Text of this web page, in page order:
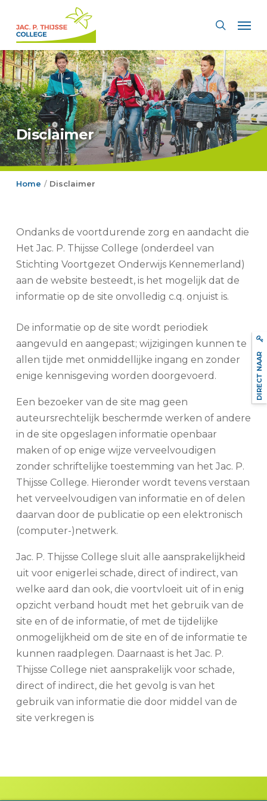
main
content
search
Disclaimer
Home / Disclaimer
Ondanks de voortdurende zorg en aandacht die
Het Jac. P. Thijsse College (onderdeel van
Stichting Voortgezet Onderwijs Kennemerland)
aan de website besteedt, is het mogelijk dat de
informatie op de site onvolledig c.q. onjuist is.
De informatie op de site wordt periodiek
aangevuld en aangepast; wijzigingen kunnen te
allen tijde met onmiddellijke ingang en zonder
enige kennisgeving worden doorgevoerd.
Een bezoeker van de site mag geen
auteursrechtelijk beschermde werken of andere
in de site opgeslagen informatie openbaar
maken of op enige wijze verveelvoudigen
zonder schriftelijke toestemming van het Jac. P.
Thijsse College. Hieronder wordt tevens verstaan
het verveelvoudigen van informatie en of delen
daarvan door de publicatie op een elektronisch
(computer-)netwerk.
Jac. P. Thijsse College sluit alle aansprakelijkheid
uit voor enigerlei schade, direct of indirect, van
welke aard dan ook, die voortvloeit uit of in enig
opzicht verband houdt met het gebruik van de
site en of de informatie, of met de tijdelijke
onmogelijkheid om de site en of de informatie te
kunnen raadplegen. Daarnaast is het Jac. P.
Thijsse College niet aansprakelijk voor schade,
direct of indirect, die het gevolg is van het
gebruik van informatie die door middel van de
site verkregen is
DIRECT NAAR